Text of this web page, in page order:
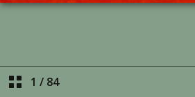
1 / 84